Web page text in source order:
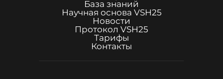
База знаний
Научная основа VSH25
Новости
Протокол VSH25
Тарифы
Контакты